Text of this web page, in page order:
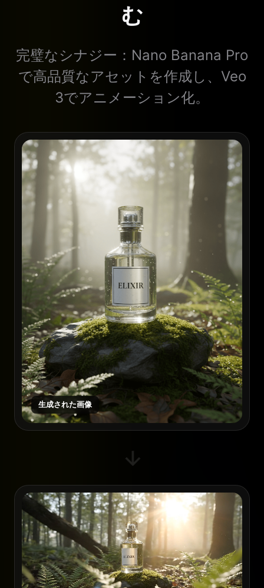
む
完璧なシナジー：Nano Banana Pro
で高品質なアセットを作成し、Veo
3でアニメーション化。
生成された画像